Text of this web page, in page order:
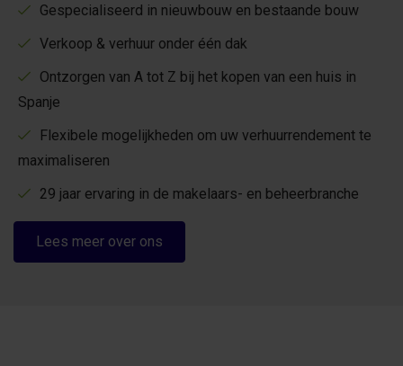
Gespecialiseerd in nieuwbouw en bestaande bouw
Verkoop & verhuur onder één dak
Ontzorgen van A tot Z bij het kopen van een huis in
Spanje
Flexibele mogelijkheden om uw verhuurrendement te
maximaliseren
29 jaar ervaring in de makelaars- en beheerbranche
Lees meer over ons